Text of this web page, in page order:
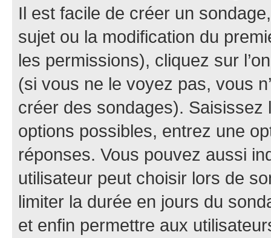
Il est facile de créer un
sujet ou la modification du
les permissions), cliquez sur
(si vous ne le voyez pas, vous
créer des sondages).
options possibles, entrez une
réponses. Vous pouvez aussi
utilisateur peut choisir lors de
limiter la durée en jours du
et enfin permettre aux